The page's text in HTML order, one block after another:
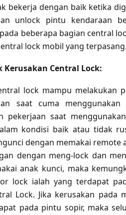
bekerja dengan baik ketika
unlock pintu kendaraan
beberapa bagian central
lock mobil yang terpasang.
Kerusakan Central Lock:
lock mampu melakukan
saat cuma
pekerjaan saat
kondisi baik atau tidak
dengan memakai remote
dengan meng-lock dan
anak kunci, maka
lock ialah yang terdapat
Lock. Jika kerusakan
pada pintu sopir, maka